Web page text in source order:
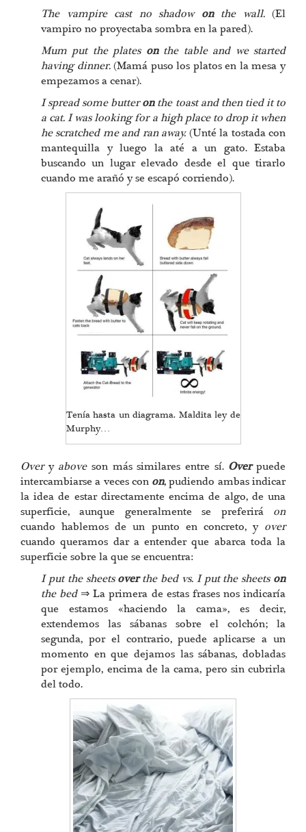
The vampire cast no shadow onthe wall.(El
vampiro no proyectaba sombra en la pared).
Mum put the plates onthe table and we started
having dinner.(Mamá puso los platos en la mesa y
empezamos a cenar).
I spread some butteronthe toast and then tied it to
a cat. I was looking for a high place to drop it when
he scratched me and ran away.(Unté la tostada con
mantequilla y luego la até a un gato. Estaba
buscando un lugar elevado desde el que tirarlo
cuando me arañó y se escapó corriendo).
Tenía hasta un diagrama. Maldita ley de
Murphy…
Overy aboveson más similares entre sí. Over puede
intercambiarse a veces con on, pudiendo ambas indicar
la idea de estar directamente encima de algo, de una
superficie, aunque generalmente se preferirá on
cuando hablemos de un punto en concreto, y over
cuando queramos dar a entender que abarca toda la
superficie sobre la que se encuentra:
I put the sheetsoverthe bed vs. I put the sheets on
the bed⇒ La primera de estas frases nos indicaría
que estamos «haciendo la cama», es decir,
extendemos las sábanas sobre el colchón; la
segunda, por el contrario, puede aplicarse a un
momento en que dejamos las sábanas, dobladas
por ejemplo, encima de la cama, pero sin cubrirla
del todo.